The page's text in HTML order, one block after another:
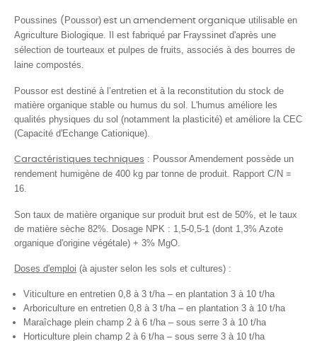
Poussines ( Poussor) est un amendement organique utilisable en
Agriculture Biologique. Il est fabriqué par Frayssinet d'après une
sélection de tourteaux et pulpes de fruits, associés à des bourres de
laine compostés.
Poussor est destiné à l’entretien et à la reconstitution du stock de
matière organique stable ou humus du sol . L'humus améliore les
qualités physiques du sol (notamment la plasticité) et améliore la CEC
(Capacité d'Echange Cationique).
Caractéristiques techniques : Poussor Amendement possède un
rendement humigène de 400 kg par tonne de produit. Rapport C/N =
16.
Son taux de matière organique sur produit brut est de 50%, et le taux
de matière sèche 82%. Dosage NPK : 1,5-0,5-1 (dont 1,3% Azote
organique d'origine végétale) + 3% MgO.
Doses d'emploi (à ajuster selon les sols et cultures) :
Viticulture en entretien 0,8 à 3 t/ha – en plantation 3 à 10 t/ha
Arboriculture en entretien 0,8 à 3 t/ha – en plantation 3 à 10 t/ha
Maraîchage plein champ 2 à 6 t/ha – sous serre 3 à 10 t/ha
Horticulture plein champ 2 à 6 t/ha – sous serre 3 à 10 t/ha